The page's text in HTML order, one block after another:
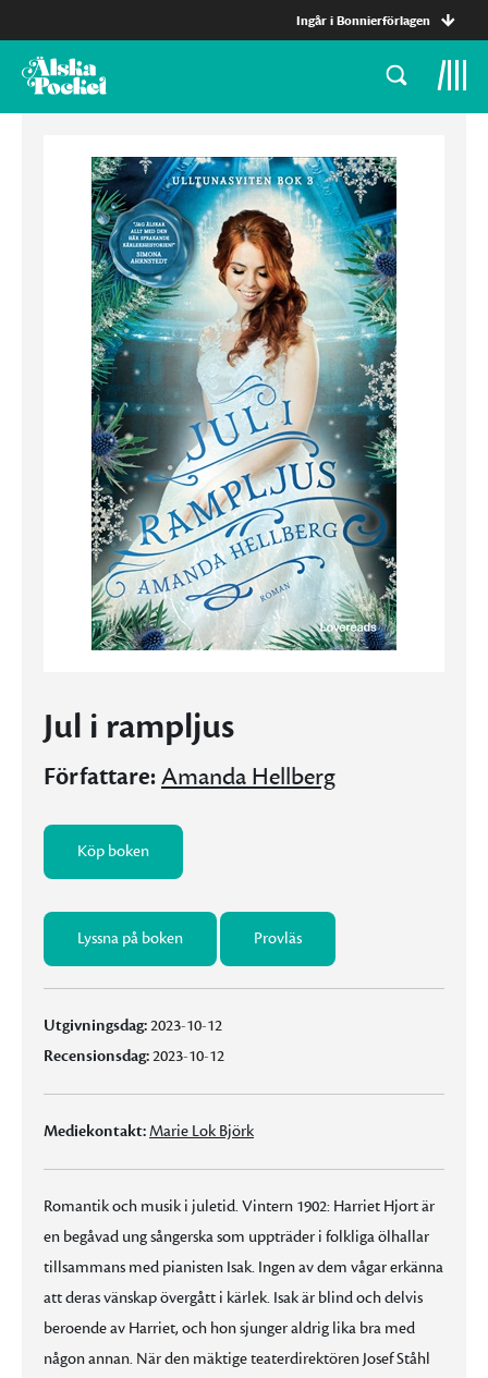
Ingår i Bonnierförlagen
Jul i rampljus
Författare:Amanda Hellberg
Köp boken
Lyssna på boken Provläs
Utgivningsdag:2023-10-12
Recensionsdag:2023-10-12
Mediekontakt:Marie Lok Björk
Romantik och musik i juletid. Vintern 1902: Harriet Hjort är
en begåvad ung sångerska som uppträder i folkliga ölhallar
tillsammans med pianisten Isak. Ingen av dem vågar erkänna
att deras vänskap övergått i kärlek. Isak är blind och delvis
beroende av Harriet, och hon sjunger aldrig lika bra med
någon annan. När den mäktige teaterdirektören Josef Ståhl